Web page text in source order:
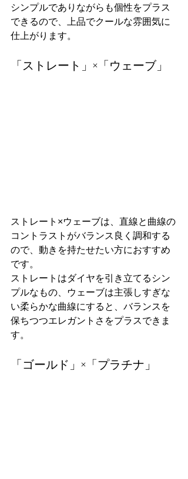
シンプルでありながらも個性をプラス
できるので、上品でクールな雰囲気に
仕上がります。
「ストレート」×「ウェーブ」
ストレート×ウェーブは、直線と曲線の
コントラストがバランス良く調和する
ので、動きを持たせたい方におすすめ
です。
ストレートはダイヤを引き立てるシン
プルなもの、ウェーブは主張しすぎな
い柔らかな曲線にすると、バランスを
保ちつつエレガントさをプラスできま
す。
「ゴールド」×「プラチナ」